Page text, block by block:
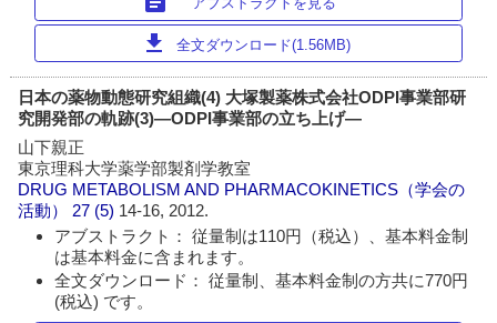
download 全文ダウンロード(1.56MB)
日本の薬物動態研究組織(4) 大塚製薬株式会社ODPI事業部研
究開発部の軌跡(3)―ODPI事業部の立ち上げ―
山下親正
東京理科大学薬学部製剤学教室
DRUG METABOLISM AND PHARMACOKINETICS（学会の
活動）
27 (5) 14-16, 2012.
アブストラクト： 従量制は110円（税込）、基本料金制
は基本料金に含まれます。
全文ダウンロード： 従量制、基本料金制の方共に770円
(税込) です。